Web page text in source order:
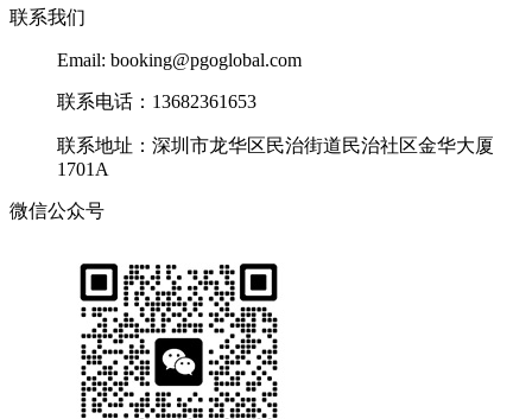
联系我们
Email: booking@pgoglobal.com
联系电话：13682361653
联系地址：深圳市龙华区民治街道民治社区金华大厦
1701A
微信公众号